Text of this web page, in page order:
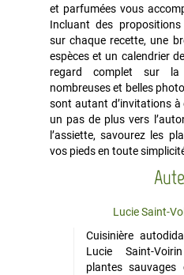
et parfumées vous
Incluant des
sur chaque recette, une
espèces et un calendrier
regard complet sur la
nombreuses et belles
sont autant d’invitations
un pas de plus vers
l’assiette, savourez les
vos pieds en toute
Lucie Saint-
Cuisinière
Lucie Saint-
plantes sauvages